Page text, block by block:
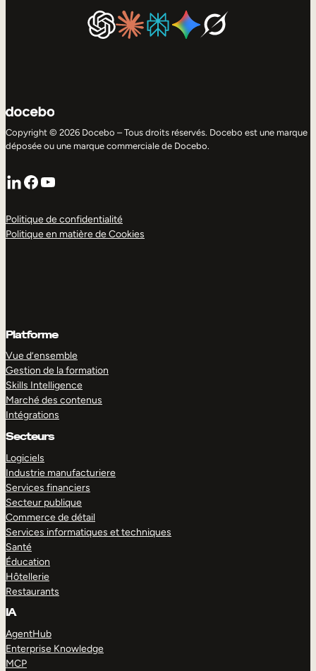
Copyright © 2026 Docebo – Tous droits réservés. Docebo est une marque
déposée ou une marque commerciale de Docebo.
LinkedIn
Facebook
YouTube
Politique de confidentialité
Politique en matière de Cookies
Platforme
Vue d’ensemble
Gestion de la formation
Skills Intelligence
Marché des contenus
Intégrations
Secteurs
Logiciels
Industrie manufacturiere
Services financiers
Secteur publique
Commerce de détail
Services informatiques et techniques
Santé
Éducation
Hôtellerie
Restaurants
IA
AgentHub
Enterprise Knowledge
MCP